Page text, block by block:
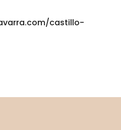
castillo-